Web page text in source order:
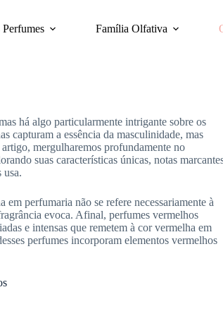
Família Olfativa
há algo particularmente intrigante sobre os
capturam a essência da masculinidade, mas
mergulharemos profundamente no
suas características únicas, notas
usa.
perfumaria não se refere necessariamente à
evoca. Afinal, perfumes vermelhos
e intensas que remetem à cor vermelha em
perfumes incorporam elementos vermelhos